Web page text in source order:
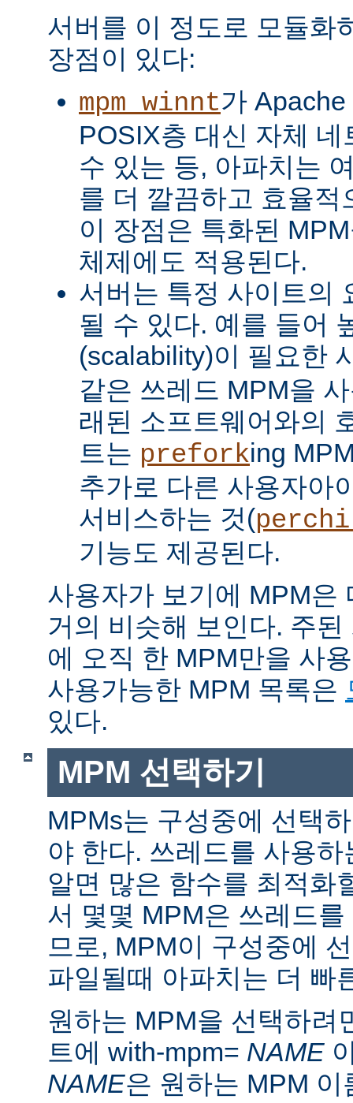
서버를 이 정도로 모듈화
장점이 있다:
mpm_winnt가
POSIX층 대신 자체
수 있는 등, 아파치는
를 더 깔끔하고 효율적
이 장점은 특화된
체제에도 적용된다.
서버는 특정 사이트의
될 수 있다. 예를 들어
(scalability)이 필요한
같은 쓰레드 MPM을
래된 소프트웨어와의
트는 preforking
추가로 다른 사용자아
서비스하는 것(
기능도 제공된다.
사용자가 보기에 MPM은
거의 비슷해 보인다. 주
에 오직 한 MPM만을 사
사용가능한 MPM 목록은
있다.
MPM 선택하기
MPMs는 구성중에 선택
야 한다. 쓰레드를 사용
알면 많은 함수를 최적화
서 몇몇 MPM은 쓰레드
므로, MPM이 구성중에
파일될때 아파치는 더 빠
원하는 MPM을 선택하려
트에 with-mpm= NAME
NAME은 원하는 MPM 이